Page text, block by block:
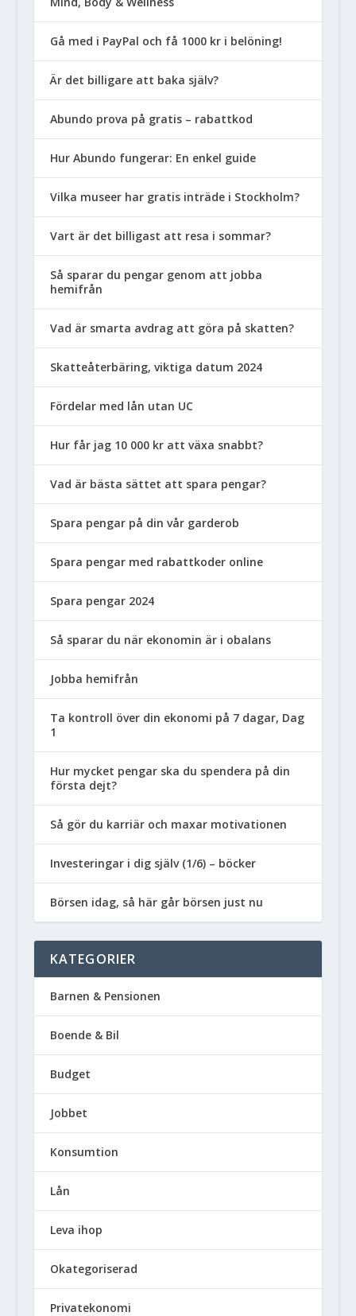
Gå med i PayPal och få 1000 kr i belöning!
Är det billigare att baka själv?
Abundo prova på gratis – rabattkod
Hur Abundo fungerar: En enkel guide
Vilka museer har gratis inträde i Stockholm?
Vart är det billigast att resa i sommar?
Så sparar du pengar genom att jobba
hemifrån
Vad är smarta avdrag att göra på skatten?
Skatteåterbäring, viktiga datum 2024
Fördelar med lån utan UC
Hur får jag 10 000 kr att växa snabbt?
Vad är bästa sättet att spara pengar?
Spara pengar på din vår garderob
Spara pengar med rabattkoder online
Spara pengar 2024
Så sparar du när ekonomin är i obalans
Jobba hemifrån
Ta kontroll över din ekonomi på 7 dagar, Dag
1
Hur mycket pengar ska du spendera på din
första dejt?
Så gör du karriär och maxar motivationen
Investeringar i dig själv (1/6) – böcker
Börsen idag, så här går börsen just nu
KATEGORIER
Barnen & Pensionen
Boende & Bil
Budget
Jobbet
Konsumtion
Lån
Leva ihop
Okategoriserad
Privatekonomi